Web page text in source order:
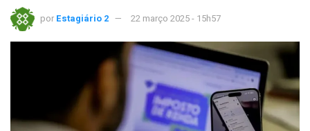
por Estagiário 2 22 março 2025 - 15h57